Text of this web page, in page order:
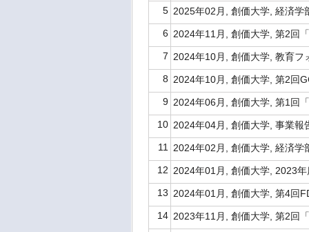
5 2025年02月, 創価大学, 経済学
6 2024年11月, 創価大学, 第2回
7 2024年10月, 創価大学, 教育
8 2024年10月, 創価大学, 第2回
9 2024年06月, 創価大学, 第1回
10 2024年04月, 創価大学, 事業報
11
2024年02月, 創価大学, 経済学
12 2024年01月, 創価大学, 2023
13 2024年01月, 創価大学, 第4回
14 2023年11月, 創価大学, 第2回